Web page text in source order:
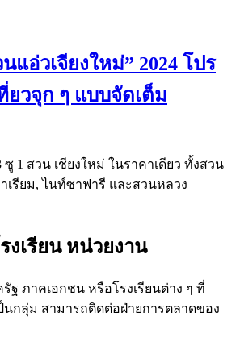
แอ่วเจียงใหม่” 2024 โปร
ยวจุก ๆ แบบจัดเต็ม
1 สวน เชียงใหม่ ในราคาเดียว ทั้งสวน
เรียม, ไนท์ซาฟารี และสวนหลวง
งเรียน หน่วยงาน
ฐ ภาคเอกชน หรือโรงเรียนต่าง ๆ ที่
นกลุ่ม สามารถติดต่อฝ่ายการตลาดของ